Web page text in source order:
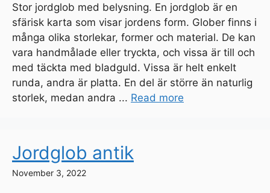
Stor jordglob med belysning. En jordglob är en
sfärisk karta som visar jordens form. Glober finns i
många olika storlekar, former och material. De kan
vara handmålade eller tryckta, och vissa är till och
med täckta med bladguld. Vissa är helt enkelt
runda, andra är platta. En del är större än naturlig
storlek, medan andra ... Read more
Jordglob antik
November 3, 2022